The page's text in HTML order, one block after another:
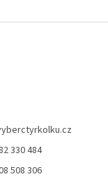
330 484
508 306